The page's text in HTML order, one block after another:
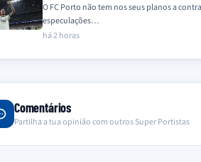
O FC Porto não tem nos seus planos a
especulações…
há 2 horas
Comentários
Partilha a tua opinião com outros Super Portistas